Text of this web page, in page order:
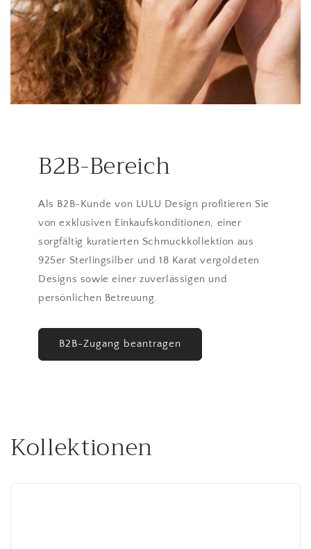
B2B-Bereich
Als B2B-Kunde von LULU Design profitieren Sie
von exklusiven Einkaufskonditionen, einer
sorgfältig kuratierten Schmuckkollektion aus
925er Sterlingsilber und 18 Karat vergoldeten
Designs sowie einer zuverlässigen und
persönlichen Betreuung.
B2B-Zugang beantragen
Kollektionen